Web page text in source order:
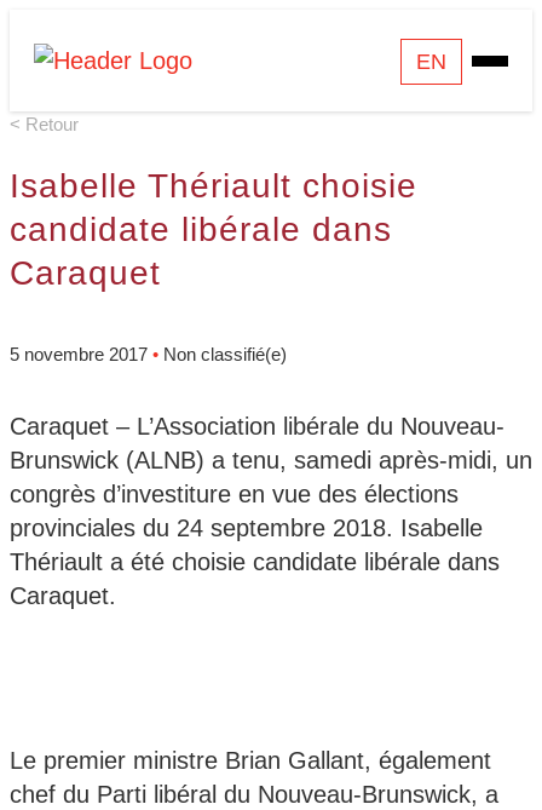
Skip
content
Homepage
EN
Open
Mobile
< Retour
Isabelle Thériault choisie
candidate libérale dans
Caraquet
5 novembre 2017 • Non classifié(e)
Caraquet – L’Association libérale du Nouveau-
Brunswick (ALNB) a tenu, samedi après-midi, un
congrès d’investiture en vue des élections
provinciales du 24 septembre 2018. Isabelle
Thériault a été choisie candidate libérale dans
Caraquet.
Le premier ministre Brian Gallant, également
chef du Parti libéral du Nouveau-Brunswick, a